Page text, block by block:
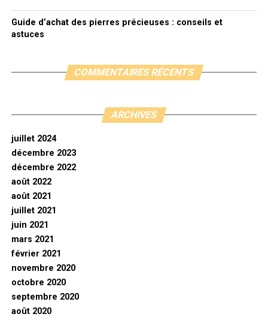
Guide d’achat des pierres précieuses : conseils et
astuces
COMMENTAIRES RÉCENTS
ARCHIVES
juillet 2024
décembre 2023
décembre 2022
août 2022
août 2021
juillet 2021
juin 2021
mars 2021
février 2021
novembre 2020
octobre 2020
septembre 2020
août 2020